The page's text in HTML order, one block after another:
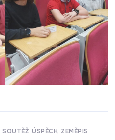
SOUTĚŽ ÚSPĚCH ZEMĚPIS